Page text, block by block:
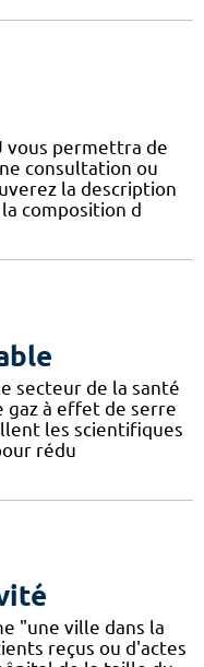
vous permettra de
consultation ou
la description
composition d
secteur de la santé
gaz à effet de serre
les scientifiques
rédu
"une ville dans la
reçus ou d'actes